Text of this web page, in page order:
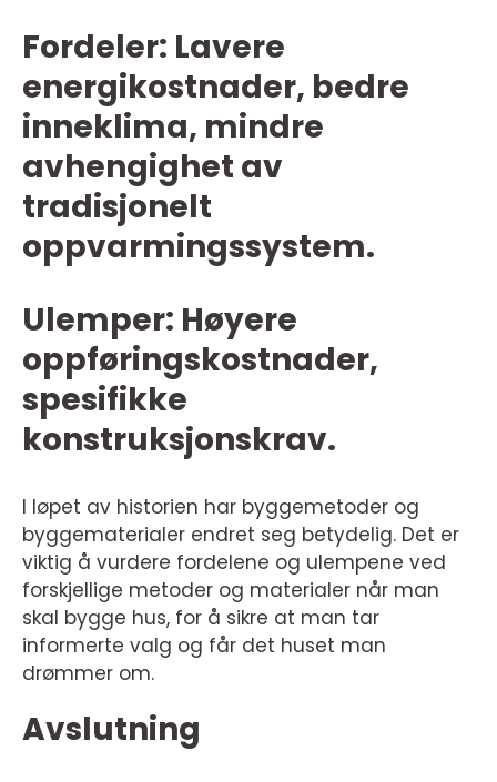
Fordeler: Lavere
energikostnader, bedre
inneklima, mindre
avhengighet av
tradisjonelt
oppvarmingssystem.
Ulemper: Høyere
oppføringskostnader,
spesifikke
konstruksjonskrav.
I løpet av historien har byggemetoder og
byggematerialer endret seg betydelig. Det er
viktig å vurdere fordelene og ulempene ved
forskjellige metoder og materialer når man
skal bygge hus, for å sikre at man tar
informerte valg og får det huset man
drømmer om.
Avslutning